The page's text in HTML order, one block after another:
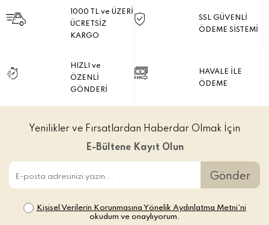
1000 TL ve ÜZERİ
ÜCRETSİZ
KARGO
SSL GÜVENLİ
ÖDEME SİSTEMİ
HIZLI ve
ÖZENLİ
GÖNDERİ
HAVALE İLE
ÖDEME
Yenilikler ve Fırsatlardan Haberdar Olmak İçin
E-Bültene Kayıt Olun
Gönder
Kişisel Verilerin Korunmasına Yönelik Aydınlatma Metni’ni
okudum ve onaylıyorum.